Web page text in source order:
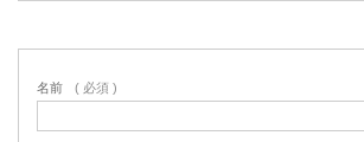
名前 ( 必須 )